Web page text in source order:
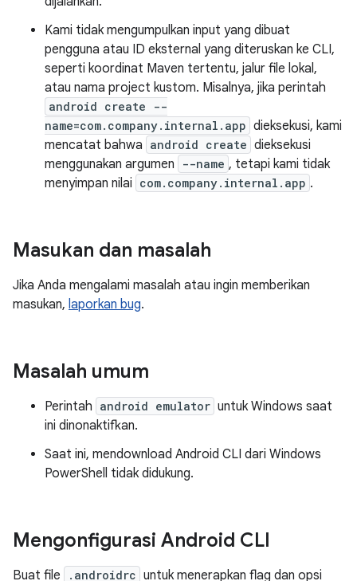
Kami tidak mengumpulkan input yang dibuat
pengguna atau ID eksternal yang diteruskan ke CLI,
seperti koordinat Maven tertentu, jalur file lokal,
atau nama project kustom. Misalnya, jika perintah
android create --
name=com.company.internal.app dieksekusi, kami
mencatat bahwa android create dieksekusi
menggunakan argumen
--name , tetapi kami tidak
menyimpan nilai com.company.internal.app .
Masukan dan masalah
Jika Anda mengalami masalah atau ingin memberikan
masukan, laporkan bug.
Masalah umum
Perintah android emulator untuk Windows saat
ini dinonaktifkan.
Saat ini, mendownload Android CLI dari Windows
PowerShell tidak didukung.
Mengonfigurasi Android CLI
Buat file .androidrc untuk menerapkan flag dan opsi